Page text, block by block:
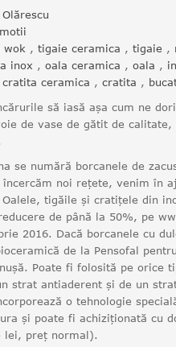
wok , tigaie ceramica , tigaie ,
inox , oala ceramica , oala ,
cratita ceramica , cratita ,
să iasă așa cum ne
de vase de gătit de calitate,
se numără borcanele de
încercăm noi rețete, venim în
tigăile și cratițele din
de până la 50%, pe
2016. Dacă borcanele cu
de la Pensofal
Poate fi folosită pe orice
strat antiaderent și de un
o tehnologie
și poate fi achiziționată cu
lei, preț normal).